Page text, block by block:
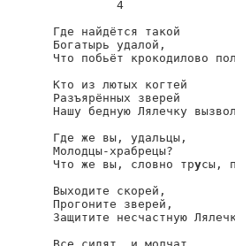
         4
Где найдётся такой
Богатырь удалой,
Что побьёт крокодилово
Кто из лютых когтей
Разъярённых зверей
Нашу бедную Лялечку
Где же вы, удальцы,
Молодцы-храбрецы?
Что же вы, словно трусы,
Выходите скорей,
Прогоните зверей,
Защитите несчастную